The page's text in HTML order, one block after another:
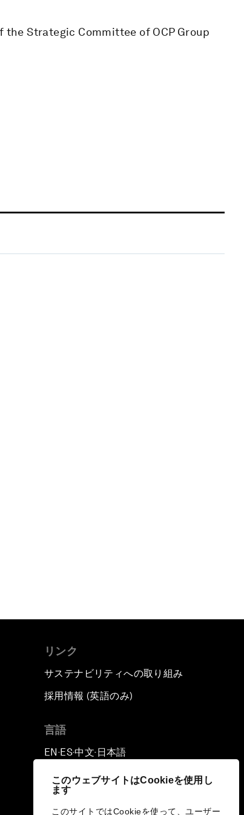
このウェブサイトはCookieを使用し
ます
このサイトではCookieを使って、ユーザー
Strategic Committee of OCP Group
リンク
サステナビリティへの取り組み
採用情報 (英語のみ)
言語
EN ▪ ES▪中文▪ 日本語